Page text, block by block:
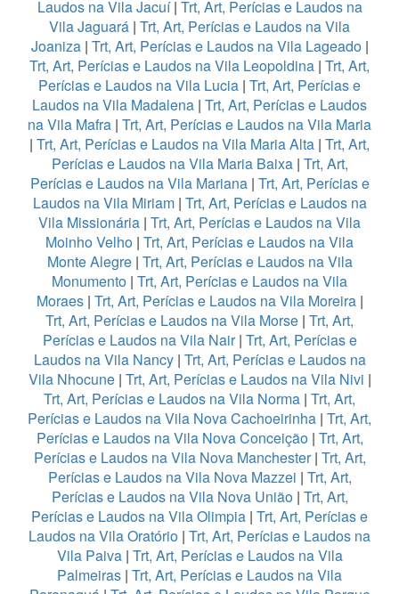
Laudos na Vila Jacuí| Trt, Art, Perícias e Laudos na
Vila Jaguará | Trt, Art, Perícias e Laudos na Vila
Joaniza| Trt, Art, Perícias e Laudos na Vila Lageado|
Trt, Art, Perícias e Laudos na Vila Leopoldina | Trt, Art,
Perícias e Laudos na Vila Lucia | Trt, Art, Perícias e
Laudos na Vila Madalena | Trt, Art, Perícias e Laudos
na Vila Mafra | Trt, Art, Perícias e Laudos na Vila Maria
| Trt, Art, Perícias e Laudos na Vila Maria Alta | Trt, Art,
Perícias e Laudos na Vila Maria Baixa| Trt, Art,
Perícias e Laudos na Vila Mariana| Trt, Art, Perícias e
Laudos na Vila Miriam| Trt, Art, Perícias e Laudos na
Vila Missionária | Trt, Art, Perícias e Laudos na Vila
Moinho Velho | Trt, Art, Perícias e Laudos na Vila
Monte Alegre| Trt, Art, Perícias e Laudos na Vila
Monumento | Trt, Art, Perícias e Laudos na Vila
Moraes| Trt, Art, Perícias e Laudos na Vila Moreira|
Trt, Art, Perícias e Laudos na Vila Morse | Trt, Art,
Perícias e Laudos na Vila Nair| Trt, Art, Perícias e
Laudos na Vila Nancy| Trt, Art, Perícias e Laudos na
Vila Nhocune| Trt, Art, Perícias e Laudos na Vila Nivi |
Trt, Art, Perícias e Laudos na Vila Norma | Trt, Art,
Perícias e Laudos na Vila Nova Cachoeirinha | Trt, Art,
Perícias e Laudos na Vila Nova Conceição| Trt, Art,
Perícias e Laudos na Vila Nova Manchester| Trt, Art,
Perícias e Laudos na Vila Nova Mazzei | Trt, Art,
Perícias e Laudos na Vila Nova União| Trt, Art,
Perícias e Laudos na Vila Olimpia | Trt, Art, Perícias e
Laudos na Vila Oratório | Trt, Art, Perícias e Laudos na
Vila Paiva| Trt, Art, Perícias e Laudos na Vila
Palmeiras | Trt, Art, Perícias e Laudos na Vila